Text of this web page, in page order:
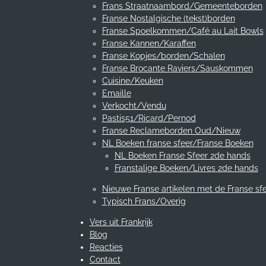
Frans Straatnaambord/Gemeenteborden
Franse Nostalgische (tekst)borden
Franse Spoelkommen/Café au Lait Bowls
Franse Kannen/Karaffen
Franse Kopjes/borden/Schalen
Franse Brocante Raviers/Sauskommen
Cuisine/Keuken
Emaille
Verkocht/Vendu
Pastis51/Ricard/Pernod
Franse Reclameborden Oud/Nieuw
NL Boeken franse sfeer/Franse Boeken
NL Boeken Franse Sfeer 2de hands
Franstalige Boeken/Livres 2de hands
Nieuwe Franse artikelen met de Franse
Typisch Frans/Overig
Vers uit Frankrijk
Blog
Reacties
Contact